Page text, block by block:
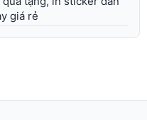
giá rẻ